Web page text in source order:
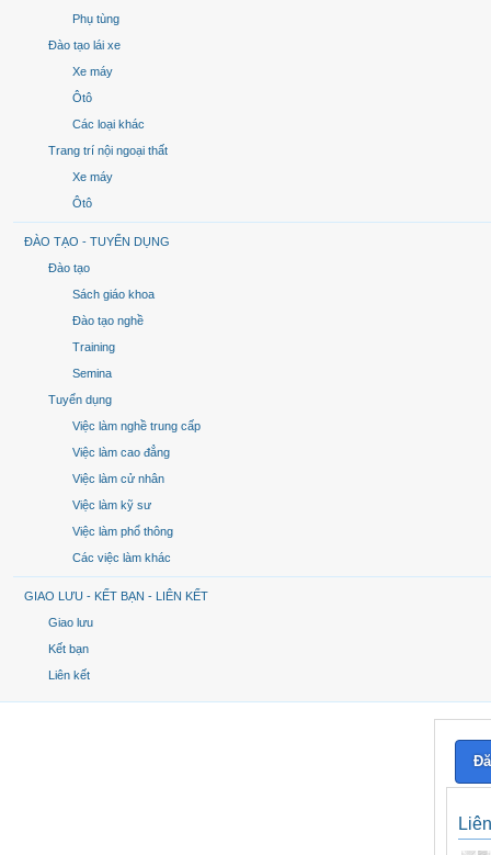
Phụ tùng
Đào tạo lái xe
Xe máy
Ôtô
Các loại khác
Trang trí nội ngoại thất
Xe máy
Ôtô
ĐÀO TẠO - TUYỂN DỤNG
Đào tạo
Sách giáo khoa
Đào tạo nghề
Training
Semina
Tuyển dụng
Việc làm nghề trung cấp
Việc làm cao đẳng
Việc làm cử nhân
Việc làm kỹ sư
Việc làm phổ thông
Các việc làm khác
GIAO LƯU - KẾT BẠN - LIÊN KẾT
Giao lưu
Kết bạn
Liên kết